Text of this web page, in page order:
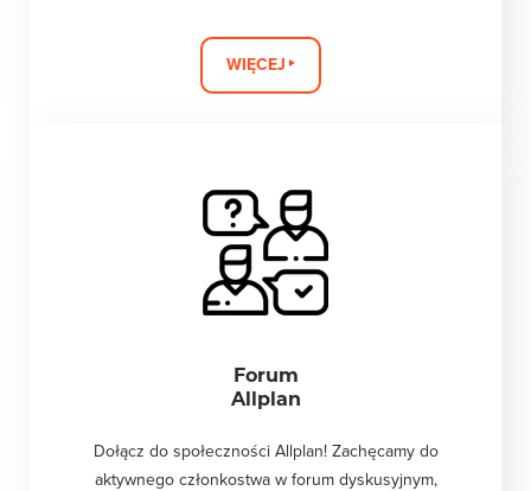
WIĘCEJ
Forum
Allplan
Dołącz do społeczności Allplan! Zachęcamy do
aktywnego członkostwa w forum dyskusyjnym,